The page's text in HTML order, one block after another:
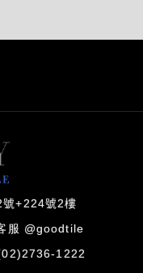
號+224號2樓
服 @goodtile
1222